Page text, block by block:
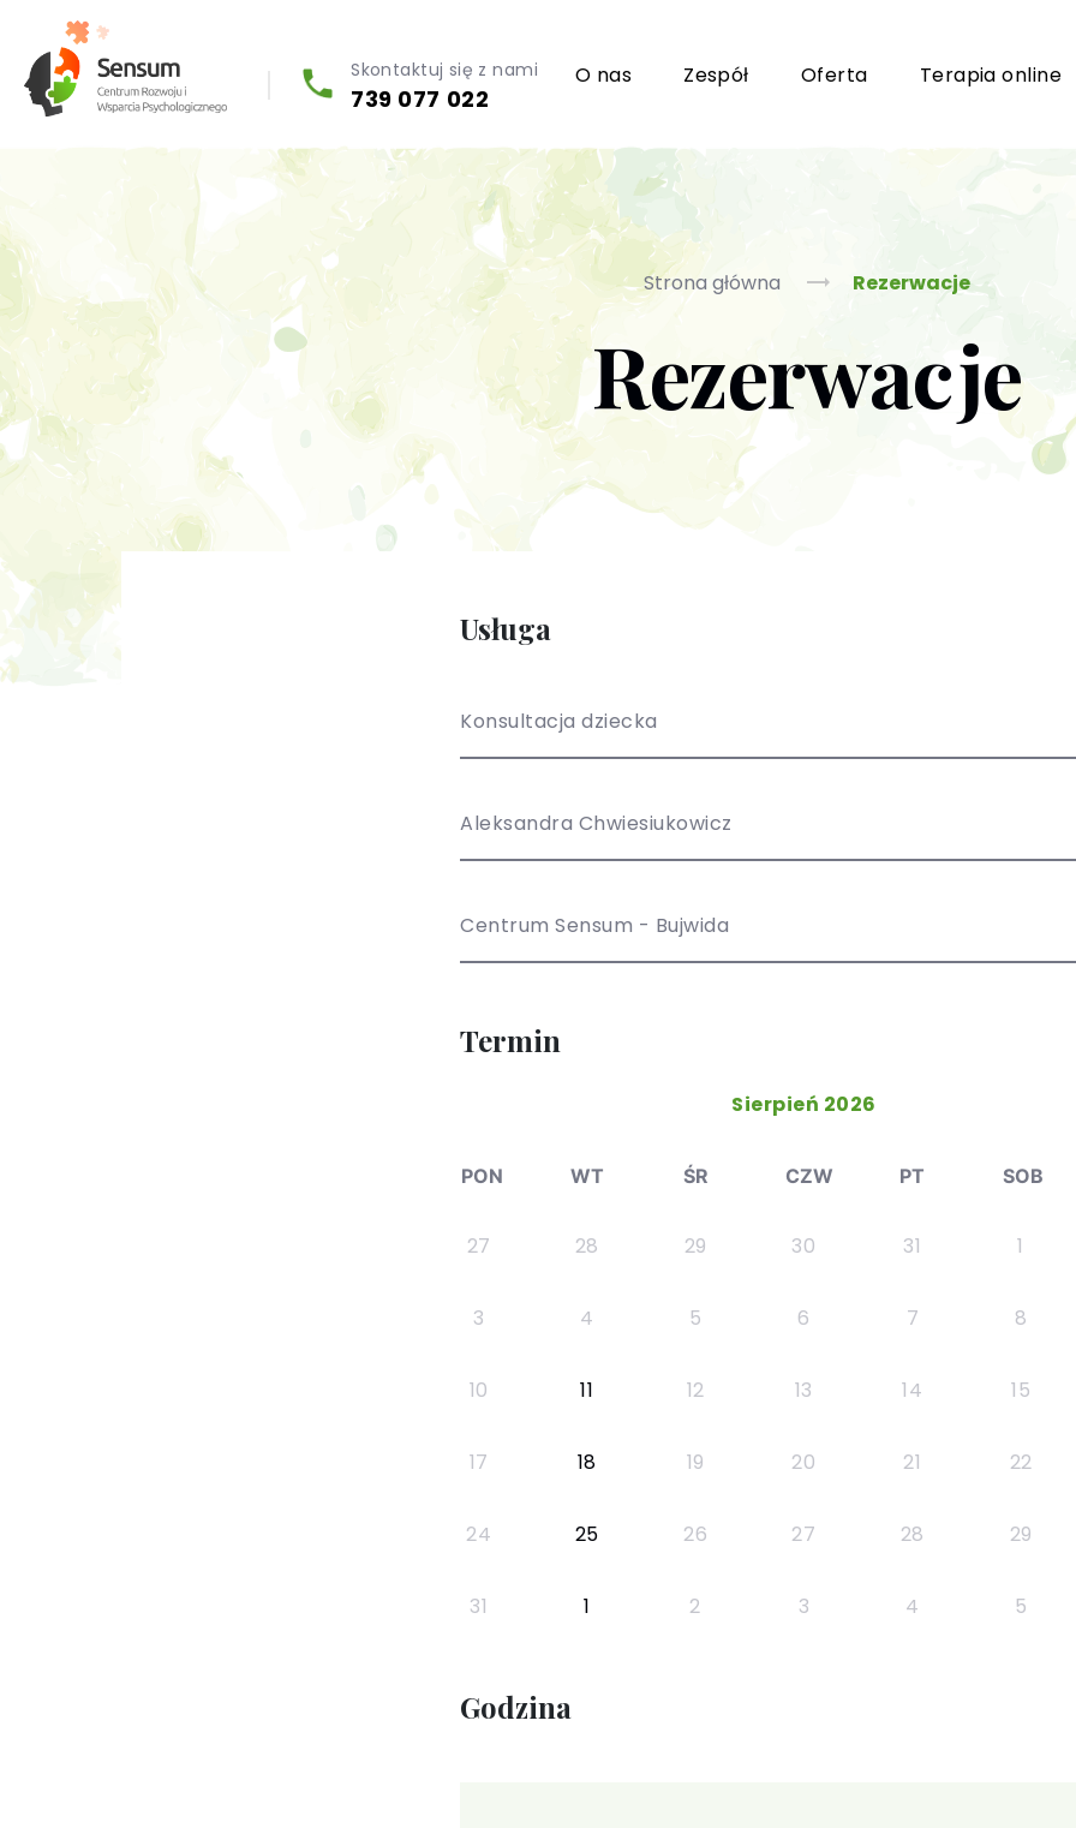
Skontaktuj się z nami
739 077 022
O nas Zespół Oferta Terapia online
Diagnoza psychologiczna (testy psychologiczne)
Konsultacja biegłego psychologa
Psychoterapia indywidualna (PL / EN)
Wsparcie dla firm
Grupy wsparcia i TUSy dla osób dorosłych
Poradnictwo seksuologiczne
Psychoterapia par i małżeństwa
Terapia uzależnień (PL / EN)
Strona główna Rezerwacje
Rezerwacje
Usługa
Konsultacja dziecka
Aleksandra Chwiesiukowicz
Centrum Sensum - Bujwida
Termin
Sierpień 2026
PON WT ŚR CZW PT SOB
27 28 29 30 31 1
3 4 5 6 7 8
10 11 12 13 14 15
17 18 19 20 21 22
24 25 26 27 28 29
31 1 2 3 4 5
Godzina